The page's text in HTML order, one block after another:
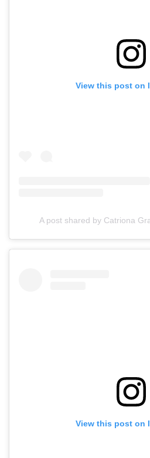
View this post on
A post shared by Catriona
View this post on